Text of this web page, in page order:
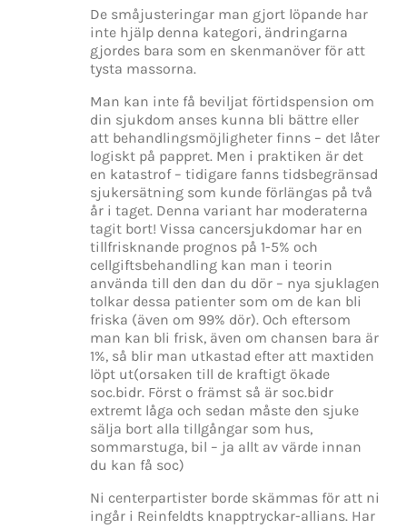
De småjusteringar man gjort löpande har
inte hjälp denna kategori, ändringarna
gjordes bara som en skenmanöver för att
tysta massorna.
Man kan inte få beviljat förtidspension om
din sjukdom anses kunna bli bättre eller
att behandlingsmöjligheter finns – det låter
logiskt på pappret. Men i praktiken är det
en katastrof – tidigare fanns tidsbegränsad
sjukersätning som kunde förlängas på två
år i taget. Denna variant har moderaterna
tagit bort! Vissa cancersjukdomar har en
tillfrisknande prognos på 1-5% och
cellgiftsbehandling kan man i teorin
använda till den dan du dör – nya sjuklagen
tolkar dessa patienter som om de kan bli
friska (även om 99% dör). Och eftersom
man kan bli frisk, även om chansen bara är
1%, så blir man utkastad efter att maxtiden
löpt ut(orsaken till de kraftigt ökade
soc.bidr. Först o främst så är soc.bidr
extremt låga och sedan måste den sjuke
sälja bort alla tillgångar som hus,
sommarstuga, bil – ja allt av värde innan
du kan få soc)
Ni centerpartister borde skämmas för att ni
ingår i Reinfeldts knapptryckar-allians. Har